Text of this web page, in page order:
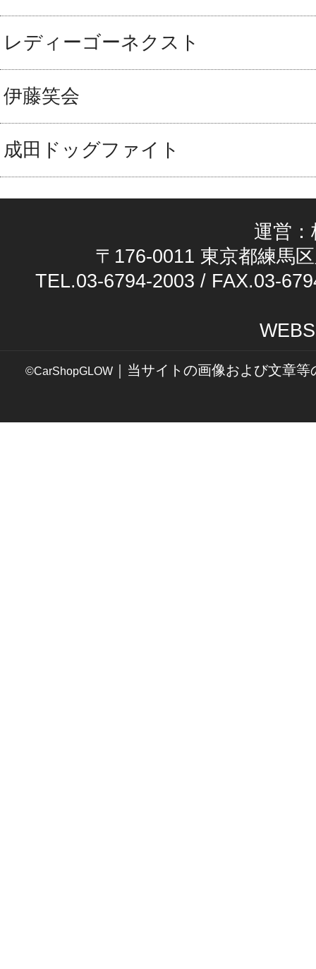
レディーゴーネクスト
伊藤笑会
成田ドッグファイト
運営
〒176-0011 東京都練馬
TEL.03-6794-2003 / FAX.03-
©CarShopGLOW ｜当サイトの画像および文章